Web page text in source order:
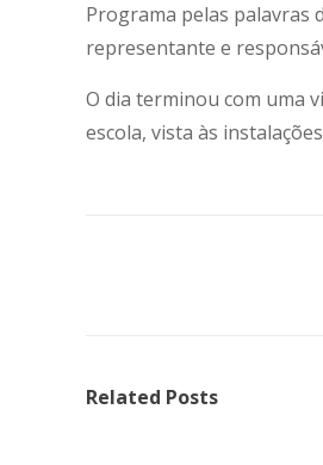
Programa pelas palavras
representante e
O dia terminou com uma
escola, vista às
Related Posts